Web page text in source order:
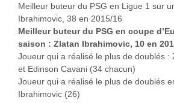
Meilleur buteur du PSG en Ligue 1 sur
Ibrahimovic, 38 en 2015/16
Meilleur buteur du PSG en coupe
saison : Zlatan Ibrahimovic, 10 en
Joueur qui a réalisé le plus de doublés :
et Edinson Cavani (34 chacun)
Joueur qui a réalisé le plus de doublés
Ibrahimovic (26)